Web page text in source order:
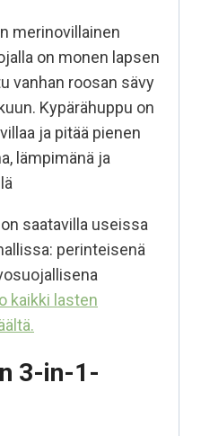
merinovillainen
on monen lapsen
vanhan roosan sävy
Kypärähuppu on
ja pitää pienen
lämpimänä ja
saatavilla useissa
perinteisenä
kaikki lasten
3-in-1-